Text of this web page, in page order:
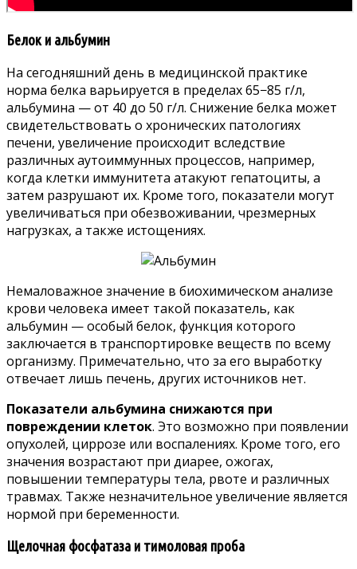
Белок и альбумин
На сегодняшний день в медицинской практике
норма белка варьируется в пределах 65−85 г/л,
альбумина — от 40 до 50 г/л. Снижение белка может
свидетельствовать о хронических патологиях
печени, увеличение происходит вследствие
различных аутоиммунных процессов, например,
когда клетки иммунитета атакуют гепатоциты, а
затем разрушают их. Кроме того, показатели могут
увеличиваться при обезвоживании, чрезмерных
нагрузках, а также истощениях.
Немаловажное значение в биохимическом анализе
крови человека имеет такой показатель, как
альбумин — особый белок, функция которого
заключается в транспортировке веществ по всему
организму. Примечательно, что за его выработку
отвечает лишь печень, других источников нет.
Показатели альбумина снижаются при
повреждении клеток. Это возможно при появлении
опухолей, циррозе или воспалениях. Кроме того, его
значения возрастают при диарее, ожогах,
повышении температуры тела, рвоте и различных
травмах. Также незначительное увеличение является
нормой при беременности.
Щелочная фосфатаза и тимоловая проба